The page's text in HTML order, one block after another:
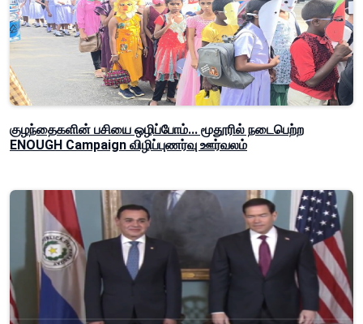
குழந்தைகளின் பசியை ஒழிப்போம்... மூதூரில் நடைபெற்ற
ENOUGH Campaign விழிப்புணர்வு ஊர்வலம்